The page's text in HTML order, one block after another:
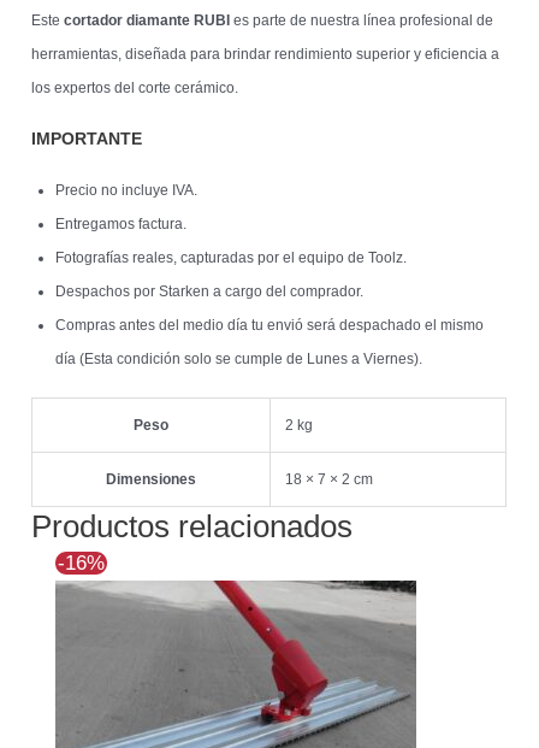
Estecortador diamante RUBI es parte de nuestra línea profesional de
herramientas, diseñada para brindar rendimiento superior y eficiencia a
los expertos del corte cerámico.
IMPORTANTE
Precio no incluye IVA.
Entregamos factura.
Fotografías reales, capturadas por el equipo de Toolz.
Despachos por Starken a cargo del comprador.
Compras antes del medio día tu envió será despachado el mismo
día (Esta condición solo se cumple de Lunes a Viernes).
Peso 2 kg
Dimensiones 18 × 7 × 2 cm
Productos relacionados
-16%
precio
original
precio
actual
es:
$249.307.